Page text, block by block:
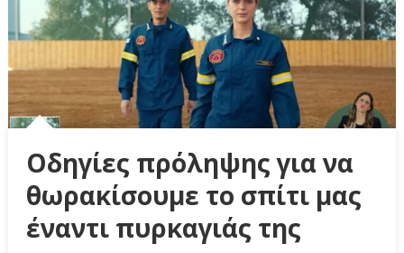
Οδηγίες πρόληψης για να
θωρακίσουμε το σπίτι μας
έναντι πυρκαγιάς της